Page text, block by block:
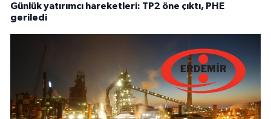
Günlük yatırımcı hareketleri: TP2 öne çıktı, PHE
geriledi